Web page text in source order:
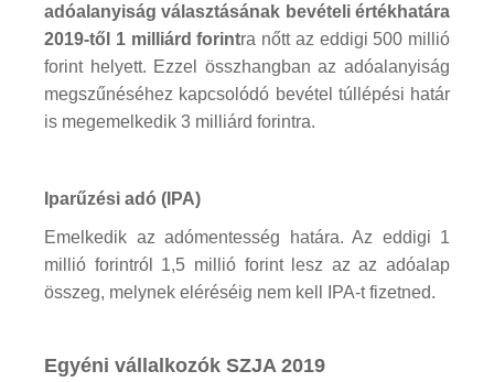
adóalanyiság választásának bevételi értékhatára
2019-től 1 milliárd forintra nőtt az eddigi 500 millió
forint helyett. Ezzel összhangban az adóalanyiság
megszűnéséhez kapcsolódó bevétel túllépési határ
is megemelkedik 3 milliárd forintra.
Iparűzési adó (IPA)
Emelkedik az adómentesség határa. Az eddigi 1
millió forintról 1,5 millió forint lesz az az adóalap
összeg, melynek eléréséig nem kell IPA-t fizetned.
Egyéni vállalkozók SZJA 2019